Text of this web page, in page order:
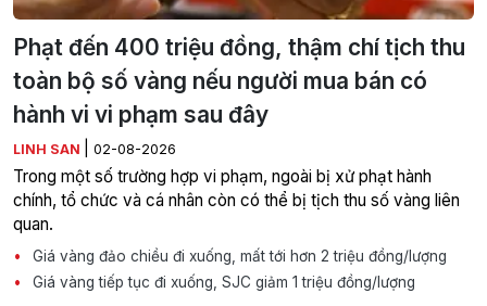
Phạt đến 400 triệu đồng, thậm chí tịch thu
toàn bộ số vàng nếu người mua bán có
hành vi vi phạm sau đây
LINH SAN 02-08-2026
Trong một số trường hợp vi phạm, ngoài bị xử phạt hành
chính, tổ chức và cá nhân còn có thể bị tịch thu số vàng liên
quan.
Giá vàng đảo chiều đi xuống, mất tới hơn 2 triệu đồng/lượng
Giá vàng tiếp tục đi xuống, SJC giảm 1 triệu đồng/lượng